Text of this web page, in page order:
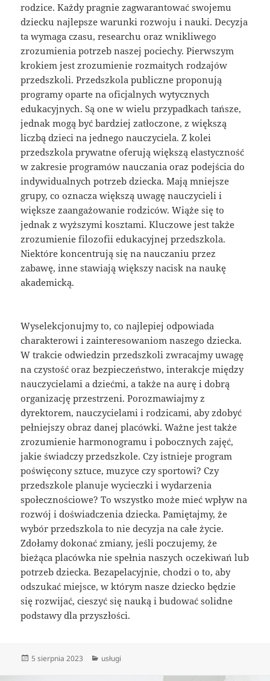
rodzice. Każdy pragnie zagwarantować swojemu
dziecku najlepsze warunki rozwoju i nauki. Decyzja
ta wymaga czasu, researchu oraz wnikliwego
zrozumienia potrzeb naszej pociechy. Pierwszym
krokiem jest zrozumienie rozmaitych rodzajów
przedszkoli. Przedszkola publiczne proponują
programy oparte na oficjalnych wytycznych
edukacyjnych. Są one w wielu przypadkach tańsze,
jednak mogą być bardziej zatłoczone, z większą
liczbą dzieci na jednego nauczyciela. Z kolei
przedszkola prywatne oferują większą elastyczność
w zakresie programów nauczania oraz podejścia do
indywidualnych potrzeb dziecka. Mają mniejsze
grupy, co oznacza większą uwagę nauczycieli i
większe zaangażowanie rodziców. Wiąże się to
jednak z wyższymi kosztami. Kluczowe jest także
zrozumienie filozofii edukacyjnej przedszkola.
Niektóre koncentrują się na nauczaniu przez
zabawę, inne stawiają większy nacisk na naukę
akademicką.
Wyselekcjonujmy to, co najlepiej odpowiada
charakterowi i zainteresowaniom naszego dziecka.
W trakcie odwiedzin przedszkoli zwracajmy uwagę
na czystość oraz bezpieczeństwo, interakcje między
nauczycielami a dziećmi, a także na aurę i dobrą
organizację przestrzeni. Porozmawiajmy z
dyrektorem, nauczycielami i rodzicami, aby zdobyć
pełniejszy obraz danej placówki. Ważne jest także
zrozumienie harmonogramu i pobocznych zajęć,
jakie świadczy przedszkole. Czy istnieje program
poświęcony sztuce, muzyce czy sportowi? Czy
przedszkole planuje wycieczki i wydarzenia
społecznościowe? To wszystko może mieć wpływ na
rozwój i doświadczenia dziecka. Pamiętajmy, że
wybór przedszkola to nie decyzja na całe życie.
Zdołamy dokonać zmiany, jeśli poczujemy, że
bieżąca placówka nie spełnia naszych oczekiwań lub
potrzeb dziecka. Bezapelacyjnie, chodzi o to, aby
odszukać miejsce, w którym nasze dziecko będzie
się rozwijać, cieszyć się nauką i budować solidne
podstawy dla przyszłości.
Data
5 sierpnia 2023 Kategorie
usługi